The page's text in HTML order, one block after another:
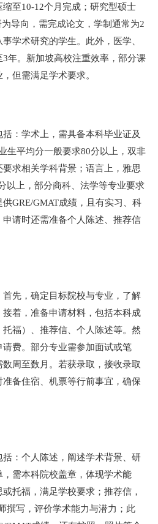
至10-12个月完成；研究型硕士
为导向，需完成论文，学制通常为2
学术研究的学生。此外，医学、
年。新加坡高校注重效率，部分课
但需满足学术要求。
：学术上，需具备本科毕业证及
生平均分一般要求80分以上，双非
求相关学科背景；语言上，雅思
以上，部分商科、法学等专业要求
GRE/GMAT成绩，且有实习、科
请时还需准备个人陈述、推荐信
先，确定目标院校与专业，了解
着，准备申请材料，包括本科成
福）、推荐信、个人陈述等。然
费。部分专业需参加面试或笔
周至数月。若获录取，接收录取
备住宿、机票等行前事宜，确保
：个人陈述，阐述学术背景、研
需本科院校盖章，体现学术能
托福，满足学校要求；推荐信，
撰写，评价学术能力与潜力；此